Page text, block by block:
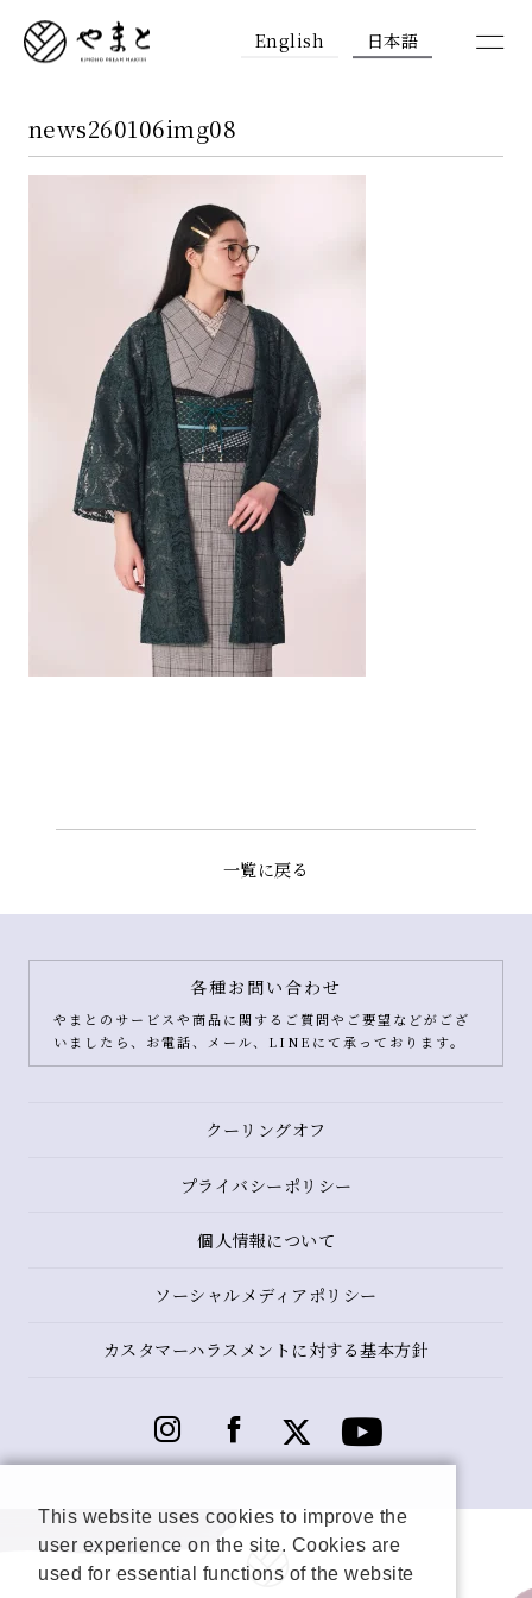
English 日本語
news260106img08
一覧に戻る
各種お問い合わせ
やまとのサービスや商品に関するご質問やご要望などがござ
いましたら、お電話、メール、LINEにて承っております。
クーリングオフ
プライバシーポリシー
個人情報について
ソーシャルメディアポリシー
カスタマーハラスメントに対する基本方針
This website uses cookies to improve the
user experience on the site. Cookies are
used for essential functions of the website